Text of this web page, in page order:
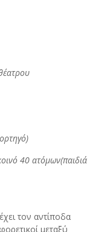
40 ατόμων(παιδιά
τον αντίποδα
μεταξύ